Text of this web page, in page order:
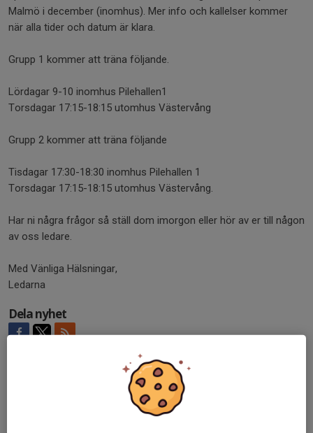
Malmö i december (inomhus). Mer info och kallelser kommer
när alla tider och datum är klara.
Grupp 1 kommer att träna följande.
Lördagar 9-10 inomhus Pilehallen1
Torsdagar 17:15-18:15 utomhus Västervång
Grupp 2 kommer att träna följande
Tisdagar 17:30-18:30 inomhus Pilehallen 1
Torsdagar 17:15-18:15 utomhus Västervång.
Har ni några frågor så ställ dom imorgon eller hör av er till någon
av oss ledare.
Med Vänliga Hälsningar,
Ledarna
Dela nyhet